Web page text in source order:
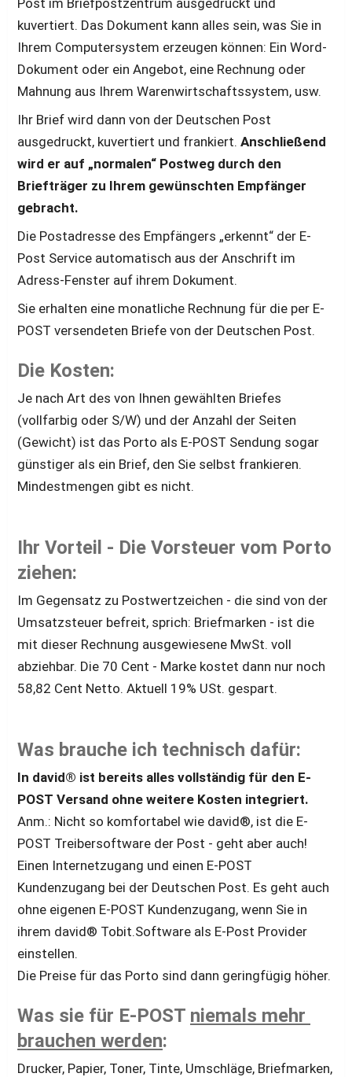
Post im Briefpostzentrum ausgedruckt und
kuvertiert. Das Dokument kann alles sein, was Sie in
Ihrem Computersystem erzeugen können: Ein Word-
Dokument oder ein Angebot, eine Rechnung oder
Mahnung aus Ihrem Warenwirtschaftssystem, usw.
Ihr Brief wird dann von der Deutschen Post
ausgedruckt, kuvertiert und frankiert. Anschließend
wird er auf „normalen“ Postweg durch den
Briefträger zu Ihrem gewünschten Empfänger
gebracht.
Die Postadresse des Empfängers „erkennt“ der E-
Post Service automatisch aus der Anschrift im
Adress-Fenster auf ihrem Dokument.
Sie erhalten eine monatliche Rechnung für die per E-
POST versendeten Briefe von der Deutschen Post.
Die Kosten:
Je nach Art des von Ihnen gewählten Briefes
(vollfarbig oder S/W) und der Anzahl der Seiten
(Gewicht) ist das Porto als E-POST Sendung sogar
günstiger als ein Brief, den Sie selbst frankieren.
Mindestmengen gibt es nicht.
Ihr Vorteil - Die Vorsteuer vom Porto
ziehen:
Im Gegensatz zu Postwertzeichen - die sind von der
Umsatzsteuer befreit, sprich: Briefmarken - ist die
mit dieser Rechnung ausgewiesene MwSt. voll
abziehbar. Die 70 Cent - Marke kostet dann nur noch
58,82 Cent Netto. Aktuell 19% USt. gespart.
Was brauche ich technisch dafür:
In david® ist bereits alles vollständig für den E-
POST Versand ohne weitere Kosten integriert.
Anm.: Nicht so komfortabel wie david®, ist die E-
POST Treibersoftware der Post - geht aber auch!
Einen Internetzugang und einen E-POST
Kundenzugang bei der Deutschen Post. Es geht auch
ohne eigenen E-POST Kundenzugang, wenn Sie in
ihrem david® Tobit.Software als E-Post Provider
einstellen.
Die Preise für das Porto sind dann geringfügig höher.
Was sie für E-POST niemals mehr
brauchen werden:
Drucker, Papier, Toner, Tinte, Umschläge, Briefmarken,